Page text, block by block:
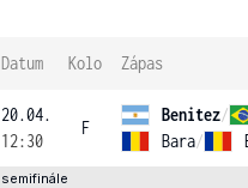
Datum Kolo Zápas
20.04.
12:30
F
Benitez/
Bara/
semifinále